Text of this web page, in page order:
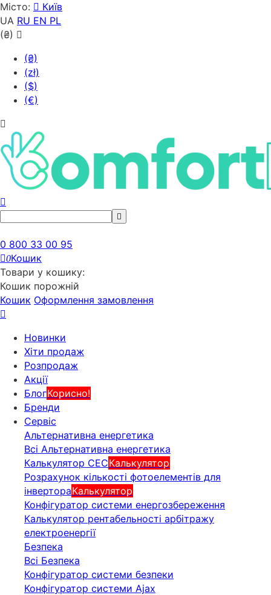
Місто:
Київ
UA RU EN PL
(₴)
(₴)
(zł)
($)
(€)
0 800 33 00 95
0Кошик
Товари у кошику:
Кошик порожній
Кошик Оформлення замовлення
Новинки
Хіти продаж
Розпродаж
Акції
БлогКорисно!
Бренди
Сервіс
Альтернативна енергетика
Всі Альтернативна енергетика
Калькулятор СЕСКалькулятор
Розрахунок кількості фотоелементів для
інвертораКалькулятор
Конфігуратор системи енергозбереження
Калькулятор рентабельності арбітражу
електроенергії
Безпека
Всі Безпека
Конфігуратор системи безпеки
Конфігуратор системи Ajax